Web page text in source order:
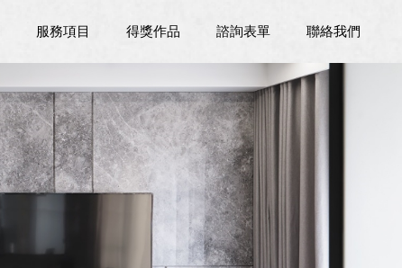
服務項目 得獎作品 諮詢表單 聯絡我們